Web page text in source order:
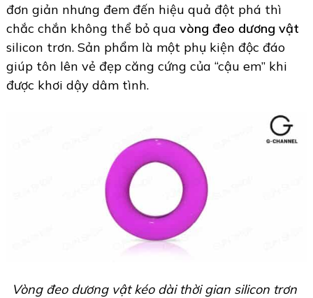
đơn giản nhưng đem đến hiệu quả đột phá thì
chắc chắn không thể bỏ qua vòng đeo dương vật
silicon trơn. Sản phẩm là một phụ kiện độc đáo
giúp tôn lên vẻ đẹp căng cứng của “cậu em” khi
được khơi dậy dâm tình.
Vòng đeo dương vật kéo dài thời gian silicon trơn